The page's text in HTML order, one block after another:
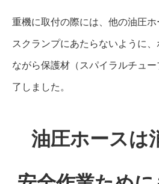
重機に取付の際には、他の油圧
スクランプにあたらないように
ながら保護材（スパイラルチュ
了しました。
油圧ホースは